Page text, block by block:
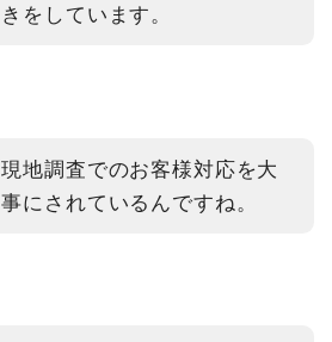
きをしています。
現地調査でのお客様対応を大
事にされているんですね。